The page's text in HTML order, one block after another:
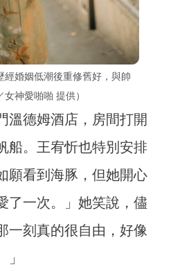
經婚姻低潮後重修舊好，與帥
神愛啪啪 提供）
溫德姆酒店，房間打開
船。王宥忻也特別安排
願看到海豚，但她開心
了一次。」她笑說，儘
一刻真的很自由，好像